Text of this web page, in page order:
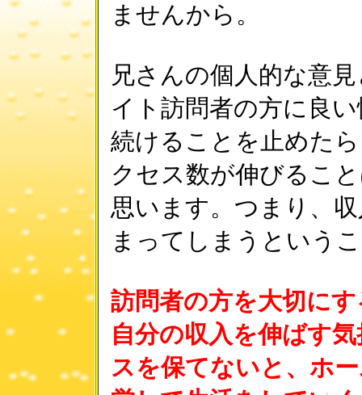
ませんから。
兄さんの個人的な意
イト訪問者の方に良
続けることを止めた
クセス数が伸びるこ
思います。つまり、
まってしまうという
訪問者の方を大切に
自分の収入を伸ばす
スを保てないと、ホ